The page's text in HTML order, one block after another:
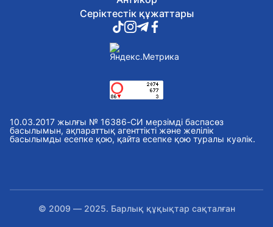
Серіктестік құжаттары
10.03.2017 жылғы № 16386-СИ мерзімді баспасөз
басылымын, ақпараттық агенттікті және желілік
басылымды есепке қою, қайта есепке қою туралы куәлік.
© 2009 — 2025. Барлық құқықтар сақталған